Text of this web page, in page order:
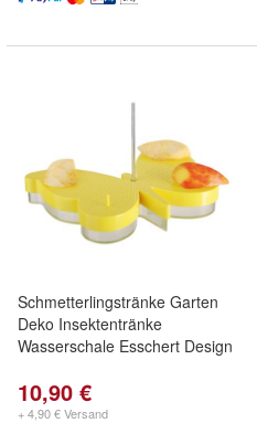
Schmetterlingstränke Garten
Deko Insektentränke
Wasserschale Esschert Design
10,90 €
+ 4,90 € Versand